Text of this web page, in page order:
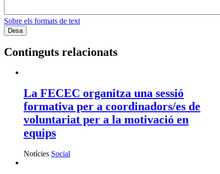
Sobre els formats de text
Continguts relacionats
La FECEC organitza una sessió
formativa per a coordinadors/es de
voluntariat per a la motivació en
equips
Notícies Social